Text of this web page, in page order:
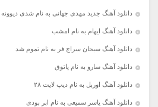
دانلود آهنگ جدید مهدی جهانی به نام شدی دیوونه
دانلود آهنگ ایهام به نام امشب
دانلود آهنگ سبحان سراج فر به نام تموم شد
دانلود آهنگ سارو به نام پاتوق
دانلود آهنگ اوربل به نام دیپ لایت ۲۸
دانلود آهنگ یاسر سمیعی به نام ابر بودی